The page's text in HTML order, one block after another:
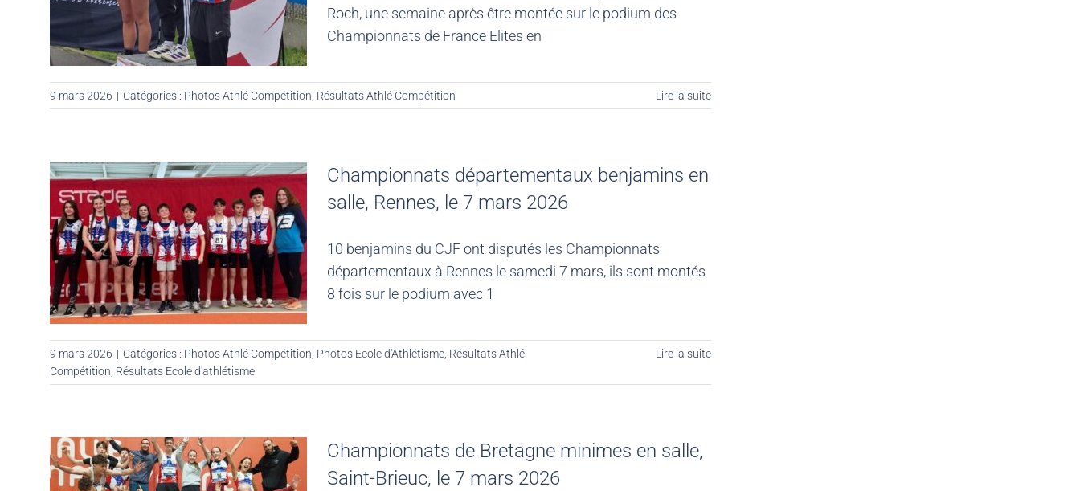
Roch, une semaine après être montée sur le podium des
Championnats de France Elites en
9 mars 2026 | Catégories : Photos Athlé Compétition, Résultats Athlé Compétition Lire la suite
Championnats départementaux benjamins en
salle, Rennes, le 7 mars 2026
10 benjamins du CJF ont disputés les Championnats
départementaux à Rennes le samedi 7 mars, ils sont montés
8 fois sur le podium avec 1
9 mars 2026 | Catégories : Photos Athlé Compétition, Photos Ecole d'Athlétisme, Résultats Athlé
Compétition, Résultats Ecole d'athlétisme
Lire la suite
Championnats de Bretagne minimes en salle,
Saint-Brieuc, le 7 mars 2026